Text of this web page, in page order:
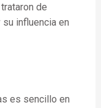
de
influencia en
es sencillo en